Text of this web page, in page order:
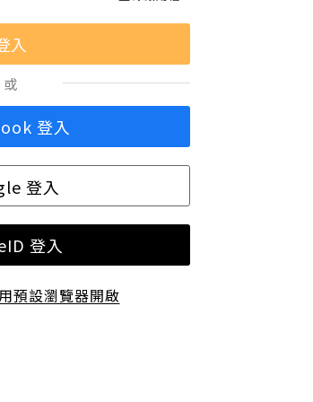
或
登入
登入
登入
預設瀏覽器開啟